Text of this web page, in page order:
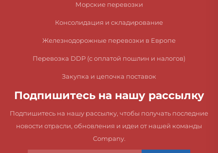
Морские перевозки
Консолидация и складирование
Железнодорожные перевозки в Европе
Перевозка DDP (с оплатой пошлин и налогов)
Закупка и цепочка поставок
Подпишитесь на нашу рассылку
Подпишитесь на нашу рассылку, чтобы получать последние
новости отрасли, обновления и идеи от нашей команды
Company.